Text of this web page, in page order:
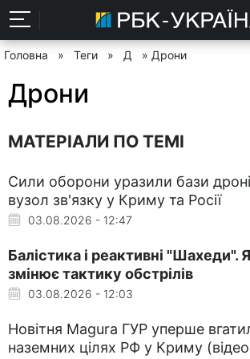
Головна » Теги » Д » Дрони
Дрони
МАТЕРІАЛИ ПО ТЕМІ
Сили оборони уразили бази
вузол зв'язку у Криму та Росії
03.08.2026 - 12:47
Балістика і реактивні "Шахеди".
змінює тактику обстрілів
03.08.2026 - 12:03
Новітня Magura ГУР уперше
наземних цілях РФ у Криму